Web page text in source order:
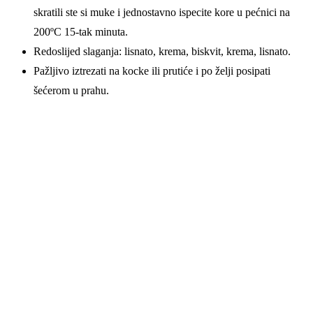
skratili ste si muke i jednostavno ispecite kore u pećnici na
200ºC 15-tak minuta.
Redoslijed slaganja: lisnato, krema, biskvit, krema, lisnato.
Pažljivo iztrezati na kocke ili prutiće i po želji posipati
šećerom u prahu.